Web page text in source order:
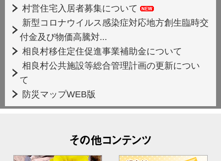
村営住宅入居者募集について
新型コロナウイルス感染症対応地方創生臨時交
付金及び物価高騰対...
相良村移住定住促進事業補助金について
相良村公共施設等総合管理計画の更新につい
て
防災マップWEB版